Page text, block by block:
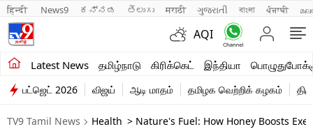
हिन्दी News9 ಕನ್ನಡ తెలుగు मराठी ગુજરાતી বাংলা ਪੰਜਾਬੀ
AQI
Latest News தமிழ்நாடு கிரிக்கெட் இந்தியா
சமீபத்திய செய்திகள்
தமிழ்நாடு
இந்தியா
பட்ஜெட் 2026 விஜய் ஆடி மாதம் தமிழக வெற்றிக் கழகம்
TV9 Tamil News Health > Nature's Fuel: How Honey Boosts